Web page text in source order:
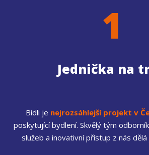
1
Jednička na
Bidli je nejrozsáhlejší projekt v
poskytující bydlení. Skvělý tým
služeb a inovativní přístup z nás dělá